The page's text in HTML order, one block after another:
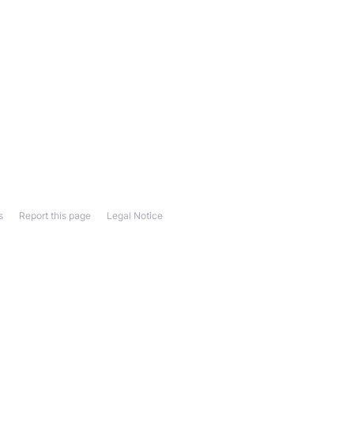
Legal Notice
Report this page